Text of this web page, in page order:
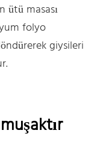
ütü masası
folyo
giysileri